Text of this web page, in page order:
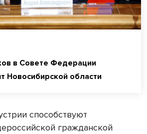
в Совете Федерации
Новосибирской области
способствуют
гражданской